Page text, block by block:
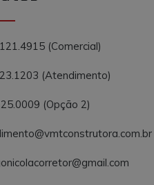
(Comercial)
(Atendimento)
(Opção 2)